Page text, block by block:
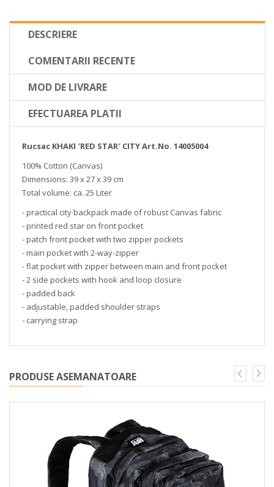
DESCRIERE
COMENTARII RECENTE
MOD DE LIVRARE
EFECTUAREA PLATII
Rucsac KHAKI ′RED STAR′ CITY Art.No. 14005004
100% Cotton (Canvas)
Dimensions: 39 x 27 x 39 cm
Total volume: ca. 25 Liter
- practical city backpack made of robust Canvas fabric
- printed red star on front pocket
- patch front pocket with two zipper pockets
- main pocket with 2-way-zipper
- flat pocket with zipper between main and front pocket
- 2 side pockets with hook and loop closure
- padded back
- adjustable, padded shoulder straps
- carrying strap
PRODUSE ASEMANATOARE